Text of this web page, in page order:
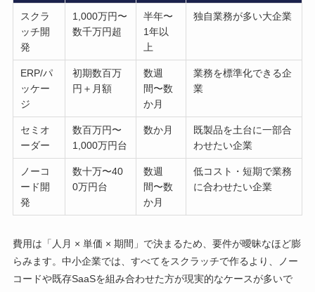
スクラ
ッチ開
発
1,000万円〜
数千万円超
半年〜
1年以
上
独自業務が多い大企業
ERP/パ
ッケー
ジ
初期数百万
円＋月額
数週
間〜数
か月
業務を標準化できる企
業
セミオ
ーダー
数百万円〜
1,000万円台
数か月
既製品を土台に一部合
わせたい企業
ノーコ
ード開
発
数十万〜40
0万円台
数週
間〜数
か月
低コスト・短期で業務
に合わせたい企業
費用は「人月 × 単価 × 期間」で決まるため、要件が曖昧なほど膨
らみます。中小企業では、すべてをスクラッチで作るより、ノー
コードや既存SaaSを組み合わせた方が現実的なケースが多いで